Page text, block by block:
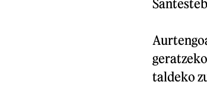
taldeko